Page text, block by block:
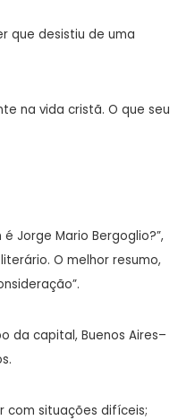
que desistiu de uma
na vida cristã. O que seu
Jorge Mario Bergoglio?”,
O melhor resumo,
da capital, Buenos Aires–
com situações difíceis;